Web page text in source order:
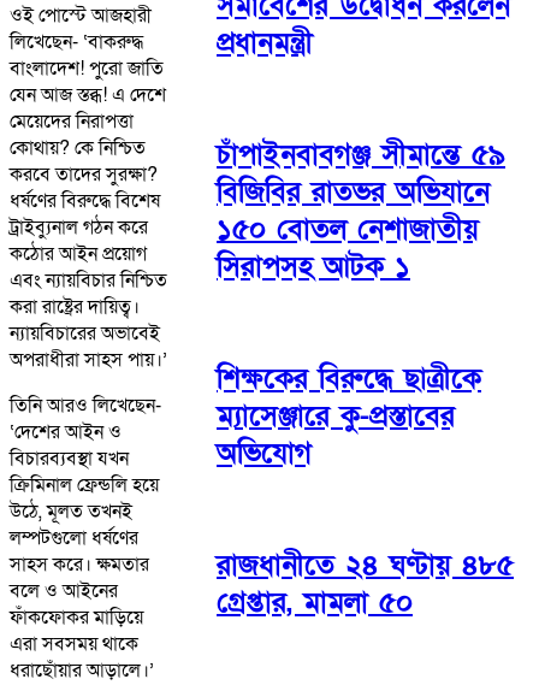
ওই পোস্টে আজহারী
লিখেছেন- ‘বাকরুদ্ধ
বাংলাদেশ! পুরো জাতি
যেন আজ স্তব্ধ! এ দেশে
মেয়েদের নিরাপত্তা
কোথায়? কে নিশ্চিত
করবে তাদের সুরক্ষা?
ধর্ষণের বিরুদ্ধে বিশেষ
ট্রাইব্যুনাল গঠন করে
কঠোর আইন প্রয়োগ
এবং ন্যায়বিচার নিশ্চিত
করা রাষ্ট্রের দায়িত্ব।
ন্যায়বিচারের অভাবেই
অপরাধীরা সাহস পায়।’
তিনি আরও লিখেছেন-
‘দেশের আইন ও
বিচারব্যবস্থা যখন
ক্রিমিনাল ফ্রেন্ডলি হয়ে
উঠে, মূলত তখনই
লম্পটগুলো ধর্ষণের
সাহস করে। ক্ষমতার
বলে ও আইনের
ফাঁকফোকর মাড়িয়ে
এরা সবসময় থাকে
ধরাছোঁয়ার আড়ালে।’
প্রধানমন্ত্রী
চাঁপাইনবাবগঞ্জ সীমান্তে ৫৯
বিজিবির রাতভর অভিযানে
১৫০ বোতল নেশাজাতীয়
সিরাপসহ আটক ১
শিক্ষকের বিরুদ্ধে ছাত্রীকে
ম্যাসেঞ্জারে কু-প্রস্তাবের
অভিযোগ
রাজধানীতে ২৪ ঘণ্টায় ৪৮৫
গ্রেপ্তার, মামলা ৫০